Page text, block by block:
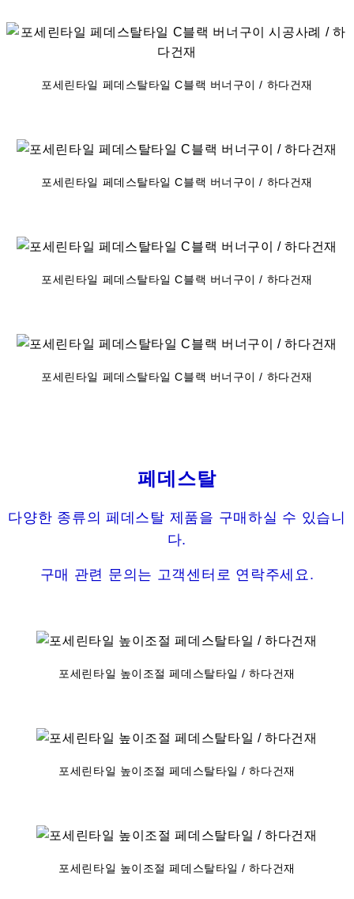
포세린타일 페데스탈타일 C블랙 버너구이 / 하다건재
포세린타일 페데스탈타일 C블랙 버너구이 / 하다건재
포세린타일 페데스탈타일 C블랙 버너구이 / 하다건재
포세린타일 페데스탈타일 C블랙 버너구이 / 하다건재
페데스탈
다양한 종류의 페데스탈 제품을 구매하실 수 있습니
다.
구매 관련 문의는 고객센터로 연락주세요.
포세린타일 높이조절 페데스탈타일 / 하다건재
포세린타일 높이조절 페데스탈타일 / 하다건재
포세린타일 높이조절 페데스탈타일 / 하다건재